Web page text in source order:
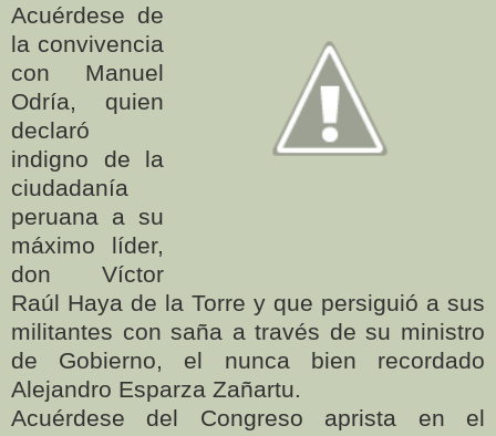
Acuérdese de
la convivencia
con Manuel
Odría, quien
declaró
indigno de la
ciudadanía
peruana a su
máximo líder,
don Víctor
Raúl Haya de la Torre y que persiguió a sus
militantes con saña a través de su ministro
de Gobierno, el nunca bien recordado
Alejandro Esparza Zañartu.
Acuérdese del Congreso aprista en el